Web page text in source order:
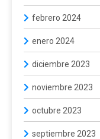
febrero 2024
enero 2024
diciembre 2023
noviembre 2023
octubre 2023
septiembre 2023